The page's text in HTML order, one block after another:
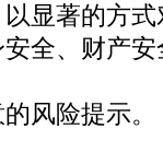
显著的方
全、财产
风险提示。